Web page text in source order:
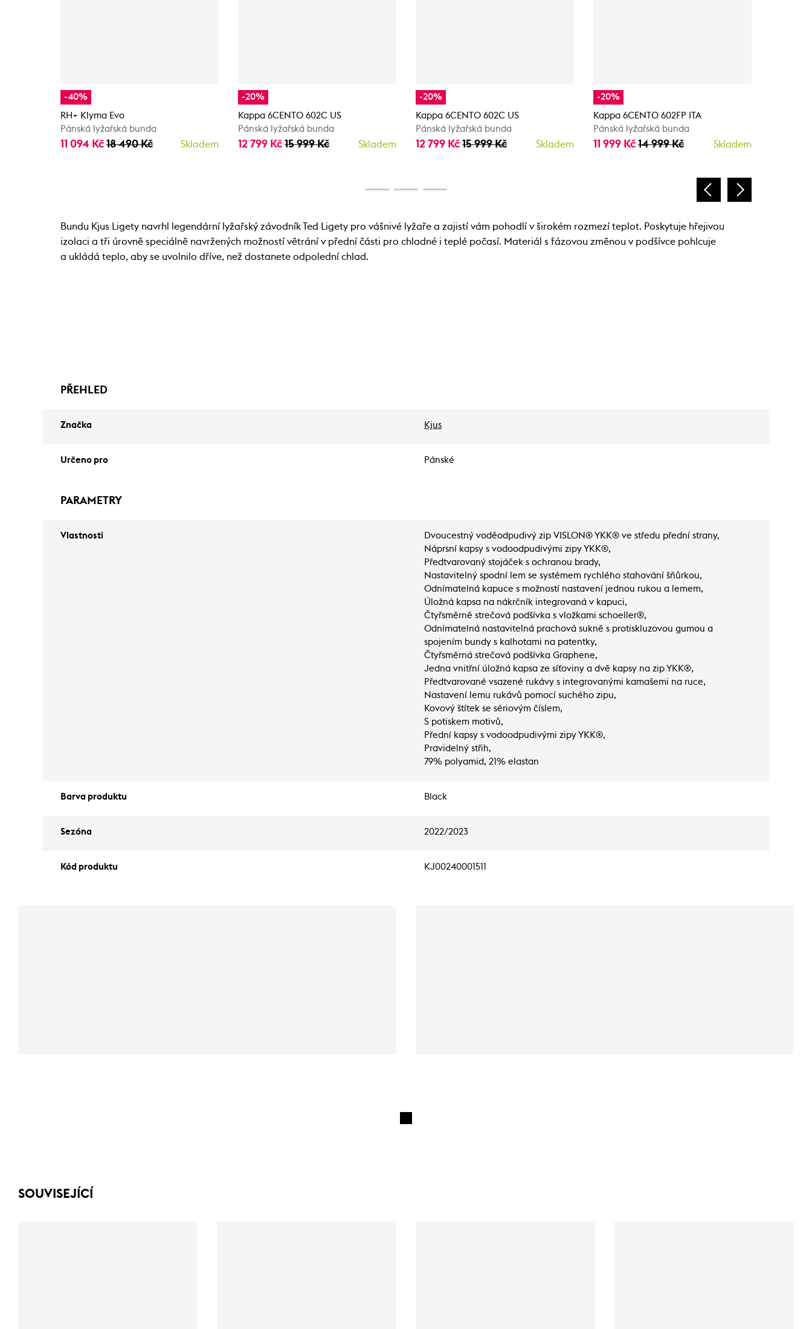
-40%
RH+ Klyma Evo
Pánská lyžařská bunda
11 094 Kč 18 490 Kč Skladem
-20%
Kappa 6CENTO 602C US
Pánská lyžařská bunda
12 799 Kč 15 999 Kč Skladem
-20%
Kappa 6CENTO 602C US
Pánská lyžařská bunda
12 799 Kč 15 999 Kč Skladem
-20%
Kappa 6CENTO 602FP ITA
Pánská lyžařská bunda
11 999 Kč 14 999 Kč Skladem
Bundu Kjus Ligety navrhl legendární lyžařský závodník Ted Ligety pro vášnivé lyžaře a zajistí vám pohodlí v širokém rozmezí teplot. Poskytuje hřejivou
izolaci a tři úrovně speciálně navržených možností větrání v přední části pro chladné i teplé počasí. Materiál s fázovou změnou v podšívce pohlcuje
a ukládá teplo, aby se uvolnilo dříve, než dostanete odpolední chlad.
PŘEHLED
Značka Kjus
Určeno pro Pánské
PARAMETRY
Vlastnosti
Dvoucestný voděodpudivý zip VISLON® YKK® ve středu přední strany,
Náprsní kapsy s vodoodpudivými zipy YKK®,
Předtvarovaný stojáček s ochranou brady,
Nastavitelný spodní lem se systémem rychlého stahování šňůrkou,
Odnímatelná kapuce s možností nastavení jednou rukou a lemem,
Úložná kapsa na nákrčník integrovaná v kapuci,
Čtyřsměrně strečová podšívka s vložkami schoeller®,
Odnímatelná nastavitelná prachová sukně s protiskluzovou gumou a
spojením bundy s kalhotami na patentky,
Čtyřsměrná strečová podšívka Graphene,
Jedna vnitřní úložná kapsa ze síťoviny a dvě kapsy na zip YKK®,
Předtvarované vsazené rukávy s integrovanými kamašemi na ruce,
Nastavení lemu rukávů pomocí suchého zipu,
Kovový štítek se sériovým číslem,
S potiskem motivů,
Přední kapsy s vodoodpudivými zipy YKK®,
Pravidelný střih,
79% polyamid, 21% elastan
Barva produktu Black
Sezóna 2022/2023
Kód produktu KJ00240001511
SOUVISEJÍCÍ